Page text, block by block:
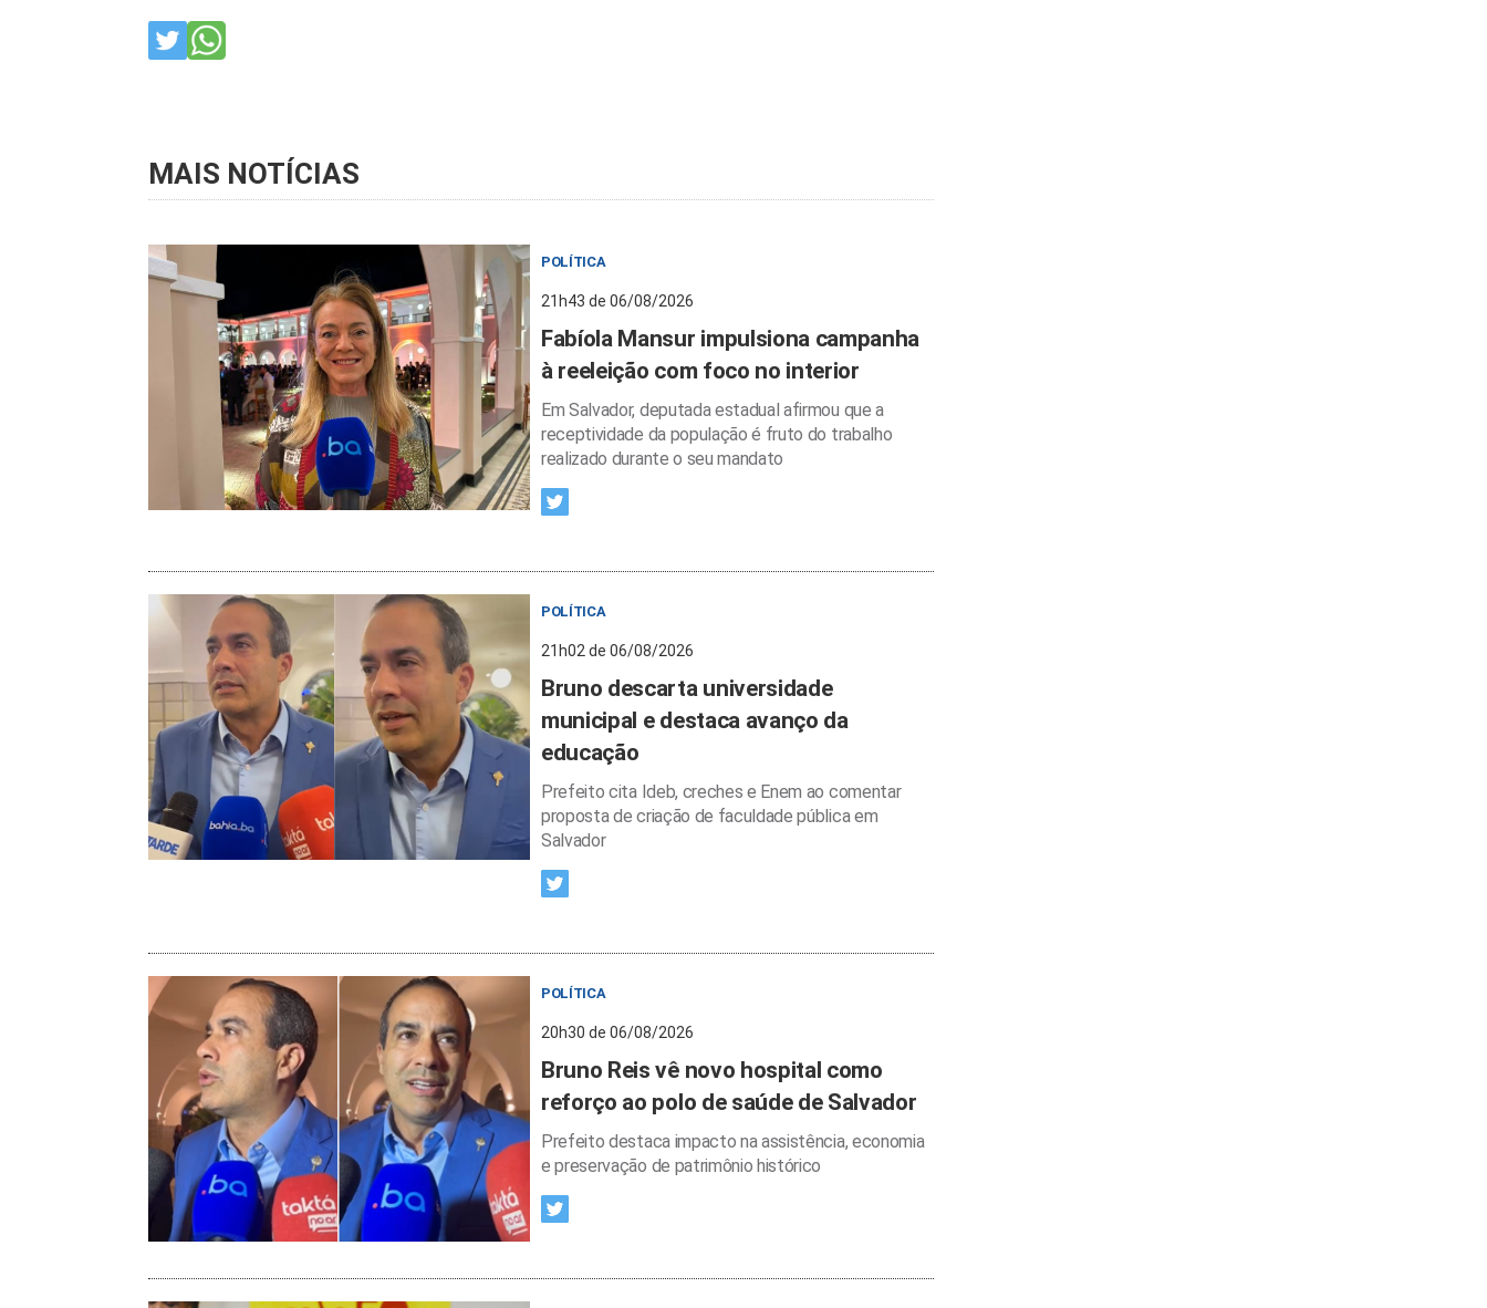
MAIS NOTÍCIAS
POLÍTICA
21h43 de 06/08/2026
Fabíola Mansur impulsiona campanha
à reeleição com foco no interior
Em Salvador, deputada estadual afirmou que a
receptividade da população é fruto do trabalho
realizado durante o seu mandato
POLÍTICA
21h02 de 06/08/2026
Bruno descarta universidade
municipal e destaca avanço da
educação
Prefeito cita Ideb, creches e Enem ao comentar
proposta de criação de faculdade pública em
Salvador
POLÍTICA
20h30 de 06/08/2026
Bruno Reis vê novo hospital como
reforço ao polo de saúde de Salvador
Prefeito destaca impacto na assistência, economia
e preservação de patrimônio histórico